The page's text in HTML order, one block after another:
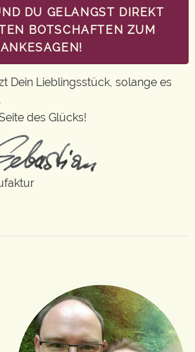
DU GELANGST DIREKT
BOTSCHAFTEN ZUM
Dein Lieblingsstück, solange es
des Glücks!